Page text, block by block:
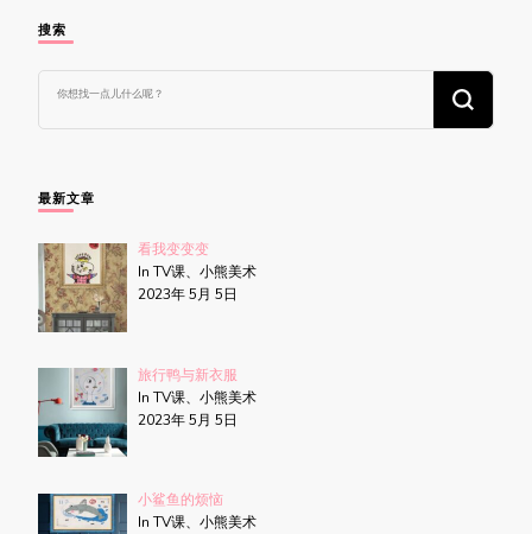
搜索
么
吗?
最新文章
看我变变变
In TV课、小熊美术
2023年 5月 5日
旅行鸭与新衣服
In TV课、小熊美术
2023年 5月 5日
小鲨鱼的烦恼
In TV课、小熊美术